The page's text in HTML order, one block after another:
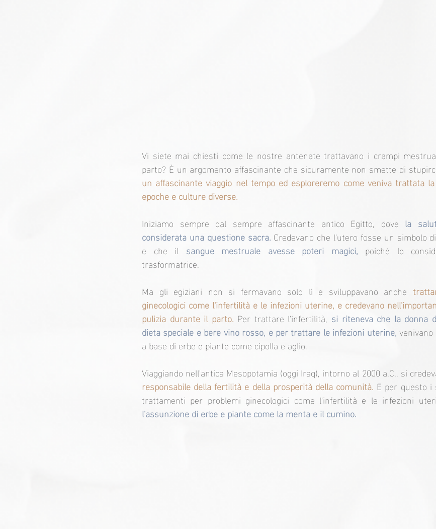
Vi siete mai chiesti come le nostre antenate trattavano i crampi
parto? È un argomento affascinante che sicuramente non smette di
un affascinante viaggio nel tempo ed esploreremo come veniva trattata
epoche e culture diverse.
Iniziamo sempre dal sempre affascinante antico Egitto, dove la
considerata una questione sacra. Credevano che l'utero fosse un simbolo
e che il sangue mestruale avesse poteri magici, poiché lo
trasformatrice.
Ma gli egiziani non si fermavano solo lì e sviluppavano anche
ginecologici come l'infertilità e le infezioni uterine, e credevano
pulizia durante il parto. Per trattare l'infertilità, si riteneva che la donna
dieta speciale e bere vino rosso, e per trattare le infezioni uterine,
a base di erbe e piante come cipolla e aglio.
Viaggiando nell'antica Mesopotamia (oggi Iraq), intorno al 2000 a.C., si
responsabile della fertilità e della prosperità della comunità. E per questo i
trattamenti per problemi ginecologici come l'infertilità e le infezioni
l'assunzione di erbe e piante come la menta e il cumino.